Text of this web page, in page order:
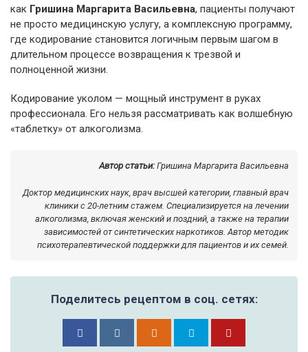
как Гришина Маргарита Васильевна, пациенты получают
не просто медицинскую услугу, а комплексную программу,
где кодирование становится логичным первым шагом в
длительном процессе возвращения к трезвой и
полноценной жизни.
Кодирование уколом — мощный инструмент в руках
профессионала. Его нельзя рассматривать как волшебную
«таблетку» от алкоголизма.
Автор статьи:Гришина Маргарита Васильевна
Доктор медицинских наук, врач высшей категории, главный врач
клиники с 20-летним стажем. Специализируется на лечении
алкоголизма, включая женский и поздний, а также на терапии
зависимостей от синтетических наркотиков. Автор методик
психотерапевтической поддержки для пациентов и их семей.
Поделитесь рецептом в соц. сетях: